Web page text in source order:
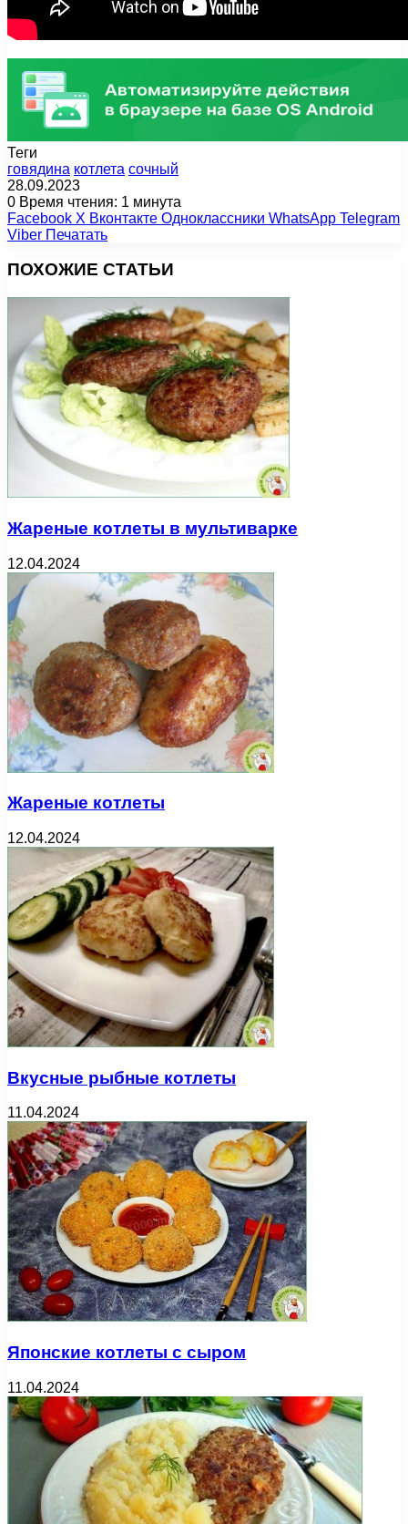
Теги
говядина котлета сочный
28.09.2023
0 Время чтения: 1 минута
Facebook X Вконтакте Одноклассники WhatsApp Telegram
Viber Печатать
ПОХОЖИЕ СТАТЬИ
Жареные котлеты в мультиварке
12.04.2024
Жареные котлеты
12.04.2024
Вкусные рыбные котлеты
11.04.2024
Японские котлеты с сыром
11.04.2024